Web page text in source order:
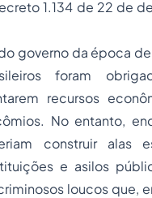
1.134 de 22 de
governo da época
foram
recursos
No entanto,
construir alas
e asilos
loucos que,